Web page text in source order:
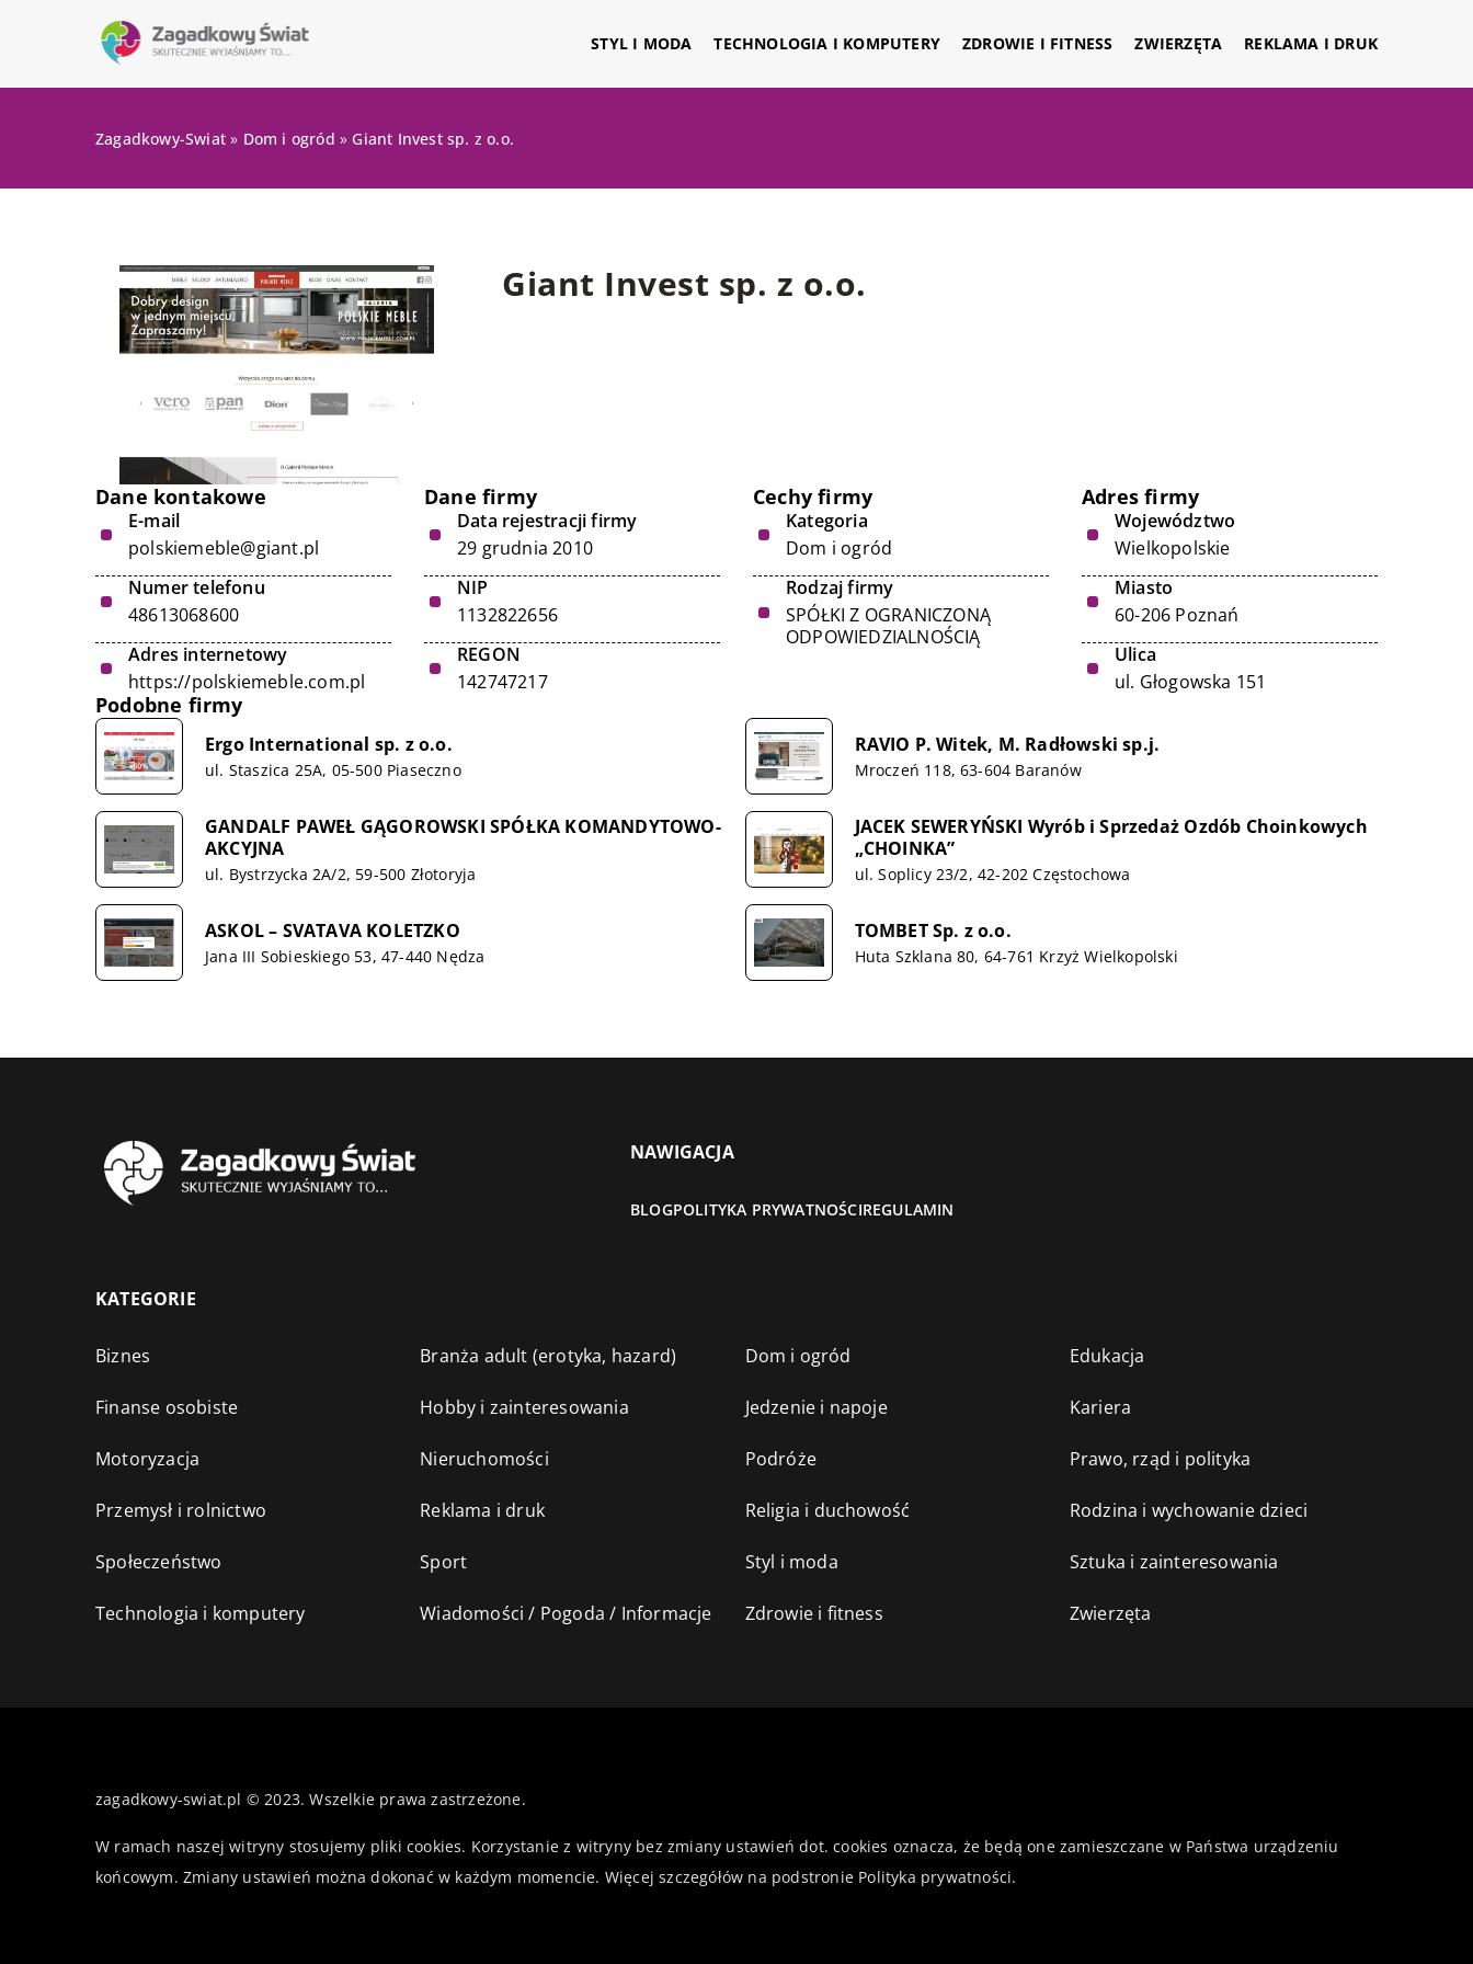
STYL I MODA TECHNOLOGIA I KOMPUTERY ZDROWIE I FITNESS ZWIERZĘTA REKLAMA I DRUK
Zagadkowy-Swiat » Dom i ogród »Giant Invest sp. z o.o.
Giant Invest sp. z o.o.
Dane kontakowe
E-mail
polskiemeble@giant.pl
Numer telefonu
48613068600
Adres internetowy
https://polskiemeble.com.pl
Dane firmy
Data rejestracji firmy
29 grudnia 2010
NIP
1132822656
REGON
142747217
Cechy firmy
Kategoria
Dom i ogród
Rodzaj firmy
SPÓŁKI Z OGRANICZONĄ
ODPOWIEDZIALNOŚCIĄ
Adres firmy
Województwo
Wielkopolskie
Miasto
60-206 Poznań
Ulica
ul. Głogowska 151
Podobne firmy
Ergo International sp. z o.o.
ul. Staszica 25A, 05-500 Piaseczno
RAVIO P. Witek, M. Radłowski sp.j.
Mroczeń 118, 63-604 Baranów
GANDALF PAWEŁ GĄGOROWSKI SPÓŁKA KOMANDYTOWO-
AKCYJNA
ul. Bystrzycka 2A/2, 59-500 Złotoryja
JACEK SEWERYŃSKI Wyrób i Sprzedaż Ozdób Choinkowych
„CHOINKA”
ul. Soplicy 23/2, 42-202 Częstochowa
ASKOL – SVATAVA KOLETZKO
Jana III Sobieskiego 53, 47-440 Nędza
TOMBET Sp. z o.o.
Huta Szklana 80, 64-761 Krzyż Wielkopolski
NAWIGACJA
BLOGPOLITYKA PRYWATNOŚCIREGULAMIN
KATEGORIE
Biznes Branża adult (erotyka, hazard) Dom i ogród Edukacja
Finanse osobiste Hobby i zainteresowania Jedzenie i napoje Kariera
Motoryzacja Nieruchomości Podróże Prawo, rząd i polityka
Przemysł i rolnictwo Reklama i druk Religia i duchowość Rodzina i wychowanie dzieci
Społeczeństwo Sport Styl i moda Sztuka i zainteresowania
Technologia i komputery Wiadomości / Pogoda / Informacje Zdrowie i fitness Zwierzęta
zagadkowy-swiat.pl © 2023. Wszelkie prawa zastrzeżone.
W ramach naszej witryny stosujemy pliki cookies. Korzystanie z witryny bez zmiany ustawień dot. cookies oznacza, że będą one zamieszczane w Państwa urządzeniu
końcowym. Zmiany ustawień można dokonać w każdym momencie. Więcej szczegółów na podstronie Polityka prywatności.